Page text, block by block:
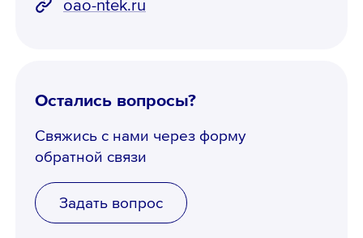
Остались вопросы?
Свяжись с нами через форму
обратной связи
Задать вопрос